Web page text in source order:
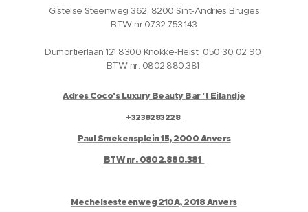
Gistelse Steenweg 362, 8200 Sint-Andries Bruges
BTW nr.0732.753.143
Dumortierlaan 121 8300 Knokke-Heist 050 30 02 90
BTW nr. 0802.880.381
Adres Coco's Luxury Beauty Bar 't Eilandje
+3238283228
Paul Smekensplein 15, 2000 Anvers
BTW nr. 0802.880.381
Mechelsesteenweg 210A, 2018 Anvers